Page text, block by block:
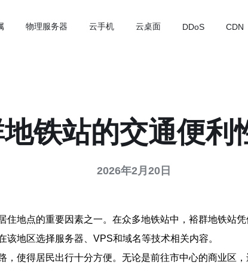
物理服务器 云手机 云桌面 DDoS CDN
铁站的交通便利
2026年2月20日
地点的重要因素之一。在众多地铁站中，裕群地铁站
地区选择服务器、VPS和域名等技术相关内容。
使得居民出行十分方便。无论是前往市中心的商业区